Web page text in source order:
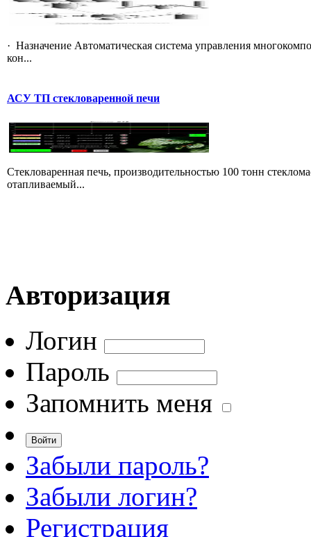
· Назначение Автоматическая система управления
кон...
АСУ ТП стекловаренной печи
Стекловаренная печь, производительностью 100 тонн
отапливаемый...
Авторизация
Логин
Пароль
Запомнить меня
Забыли пароль?
Забыли логин?
Регистрация